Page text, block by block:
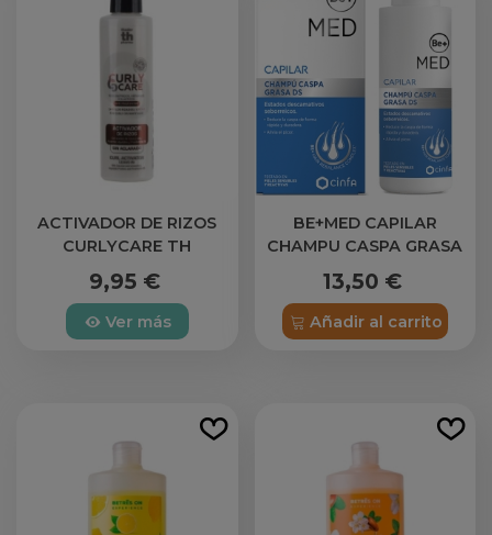
ACTIVADOR DE RIZOS
CURLYCARE TH
9,95 €
Ver más
BE+MED CAPILAR
CHAMPU CASPA GRASA
DS 1 ENVASE 150 ML
13,50 €
Añadir al carrito